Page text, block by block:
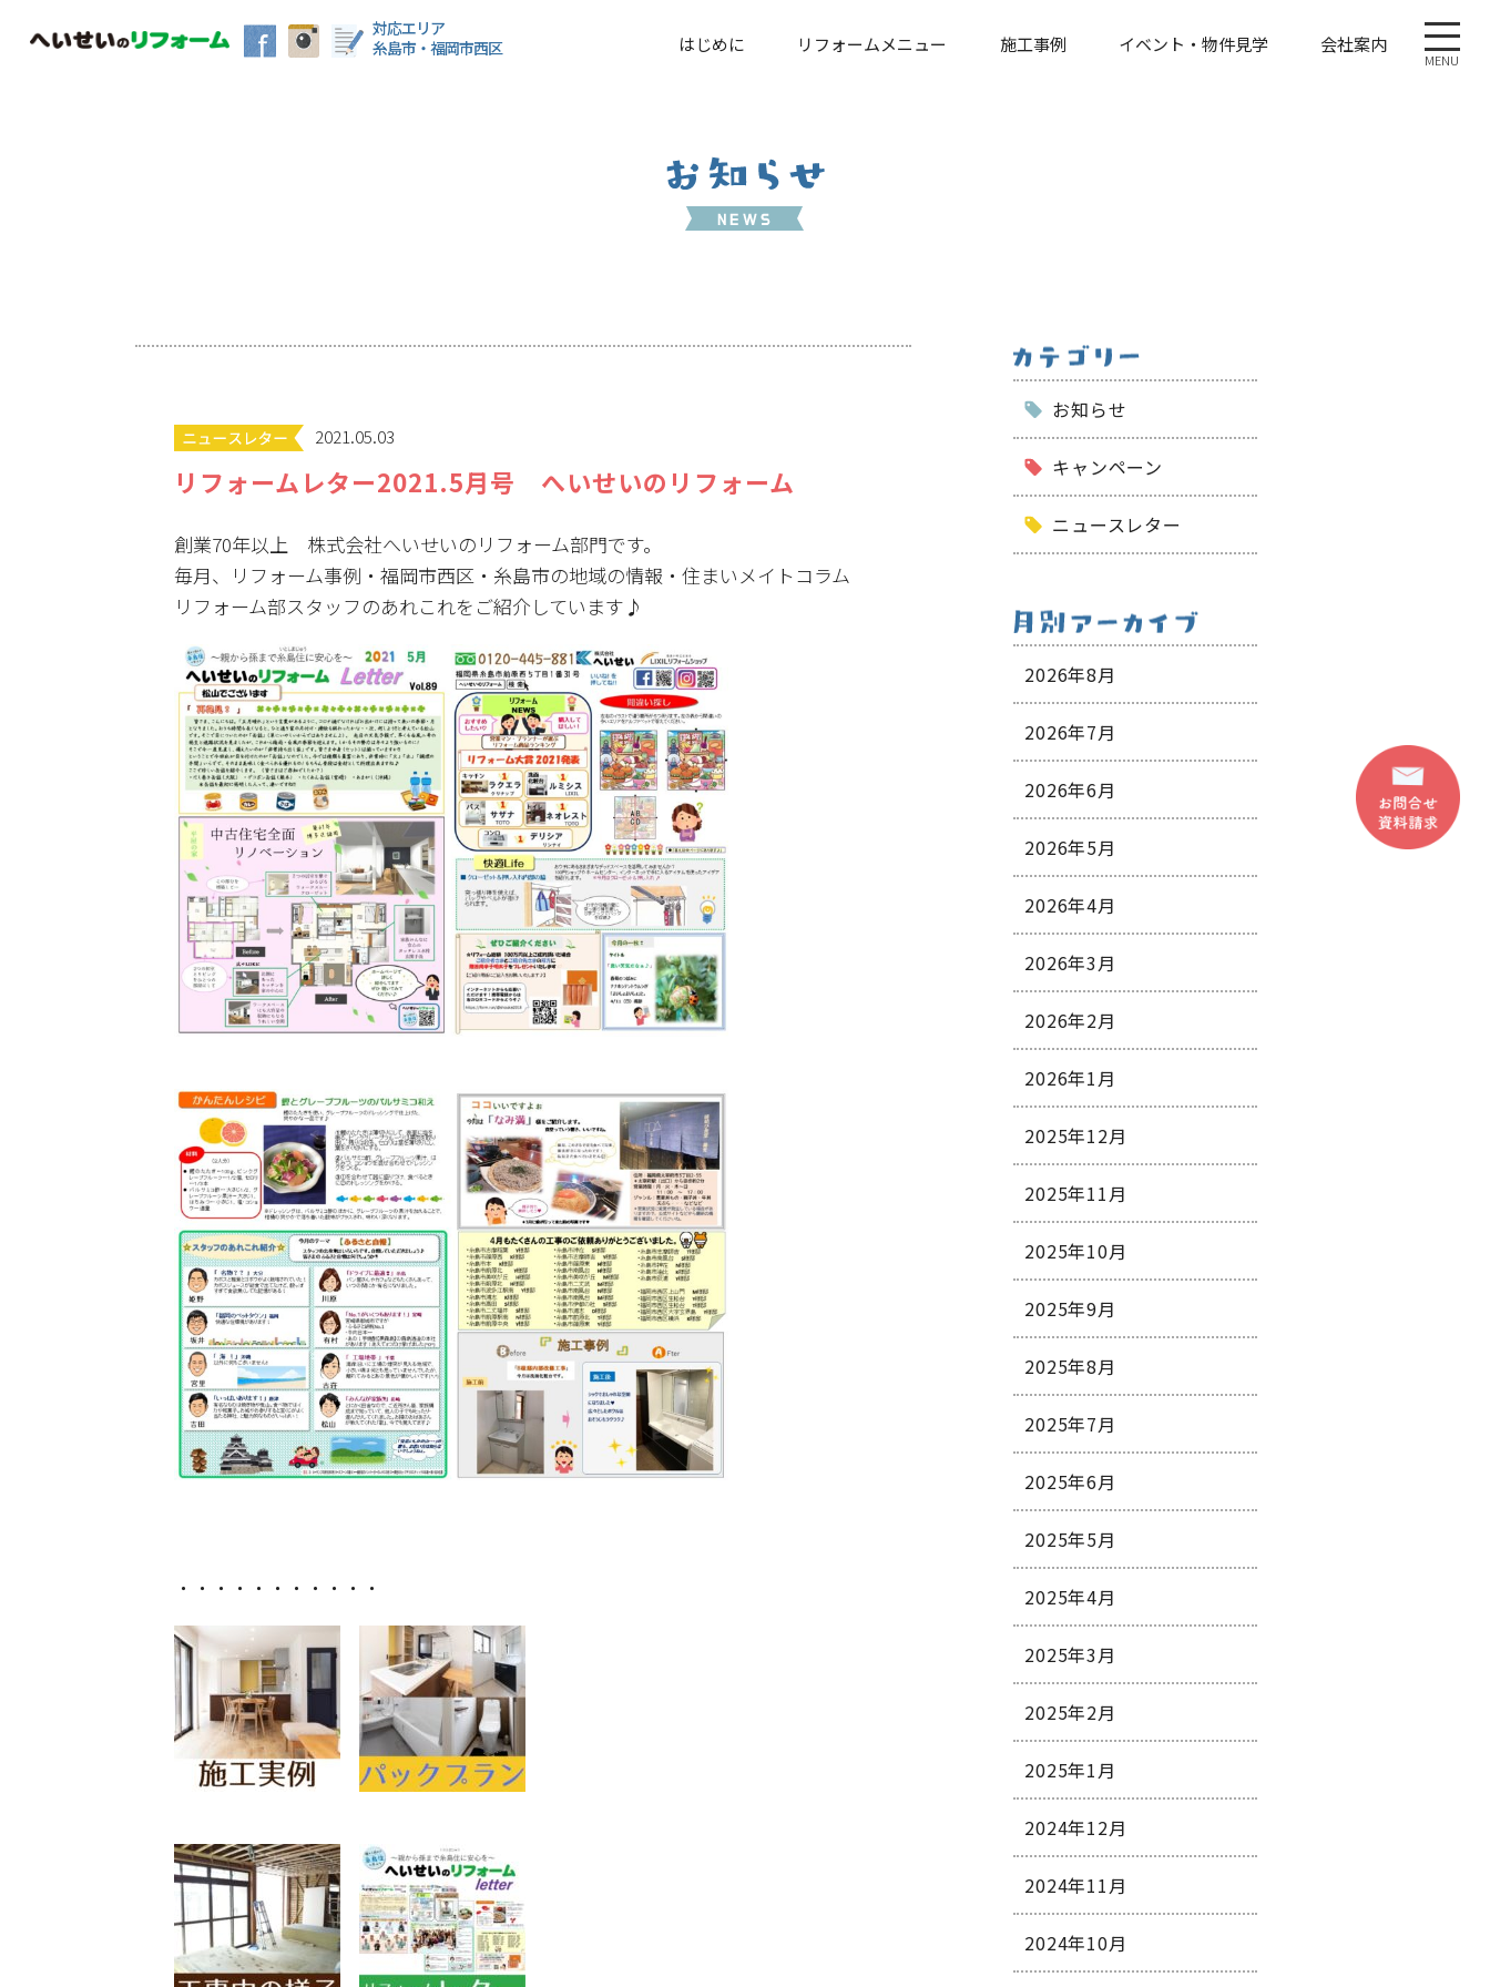
対応エリア
糸島市・福岡市西区
MENU
はじめに リフォームメニュー 施工事例 イベント・物件見学 会社案内
2021.05.03
リフォームレター2021.5月号 へいせいのリフォーム
創業70年以上 株式会社へいせいのリフォーム部門です。
毎月、リフォーム事例・福岡市西区・糸島市の地域の情報・住まいメイトコラム
リフォーム部スタッフのあれこれをご紹介しています♪
・・・・・・・・・・・
お知らせ
キャンペーン
ニュースレター
2026年8月
2026年7月
2026年6月
2026年5月
2026年4月
2026年3月
2026年2月
2026年1月
2025年12月
2025年11月
2025年10月
2025年9月
2025年8月
2025年7月
2025年6月
2025年5月
2025年4月
2025年3月
2025年2月
2025年1月
2024年12月
2024年11月
2024年10月